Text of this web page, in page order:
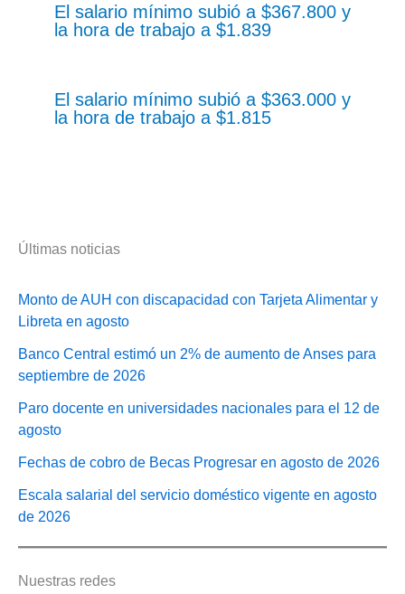
El salario mínimo subió a $367.800 y
la hora de trabajo a $1.839
El salario mínimo subió a $363.000 y
la hora de trabajo a $1.815
Últimas noticias
Monto de AUH con discapacidad con Tarjeta Alimentar y
Libreta en agosto
Banco Central estimó un 2% de aumento de Anses para
septiembre de 2026
Paro docente en universidades nacionales para el 12 de
agosto
Fechas de cobro de Becas Progresar en agosto de 2026
Escala salarial del servicio doméstico vigente en agosto
de 2026
Nuestras redes